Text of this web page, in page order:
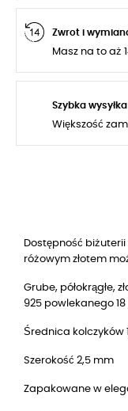
Zwrot i
Masz na to aż
Szybka wysyłka
Większość
Dostępność
różowym złotem
Grube, półokrągłe,
925 powlekanego
Średnica kolczyków
Szerokość 2,5 mm
Zapakowane w